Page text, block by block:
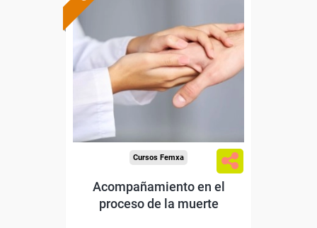
subvencionada.
Para desempleados,
trabajadores y autónomos.
Sector
-Otros Servicios.
Cursos Femxa
Acompañamiento en el
proceso de la muerte